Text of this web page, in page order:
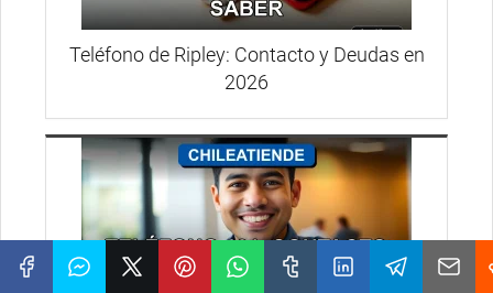
Teléfono de Ripley: Contacto y Deudas en
2026